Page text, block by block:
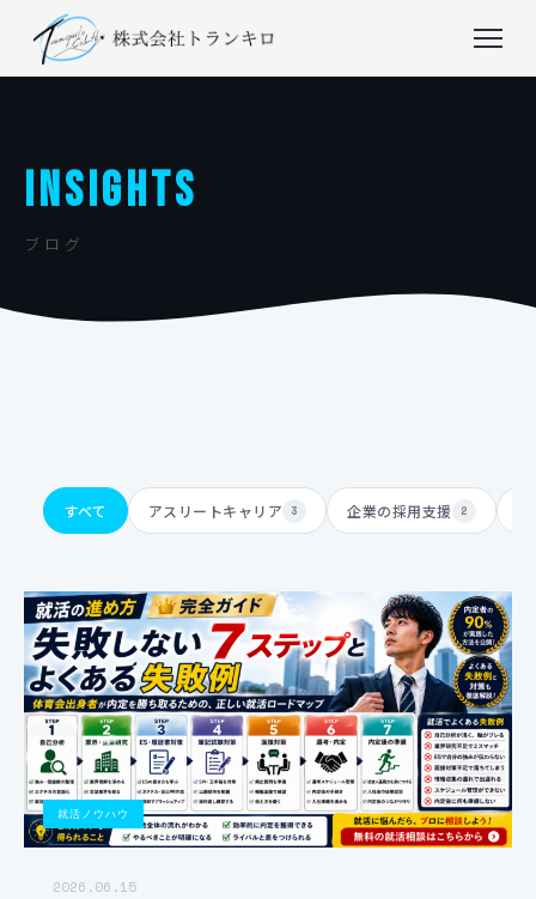
INSIGHTS
ブログ
すべて アスリートキャリア 3 企業の採用支援 2
就活ノウハウ
2026.06.15